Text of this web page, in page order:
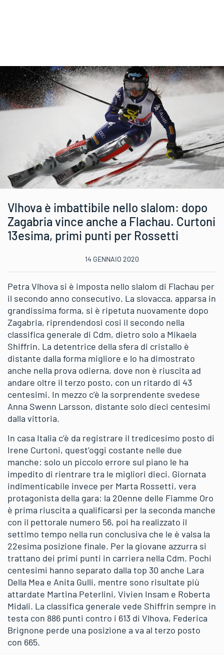
Vlhova è imbattibile nello slalom: dopo
Zagabria vince anche a Flachau. Curtoni
13esima, primi punti per Rossetti
14 GENNAIO 2020
Petra Vlhova si è imposta nello slalom di Flachau per
il secondo anno consecutivo. La slovacca, apparsa in
grandissima forma, si è ripetuta nuovamente dopo
Zagabria, riprendendosi cosi il secondo nella
classifica generale di Cdm, dietro solo a Mikaela
Shiffrin. La detentrice della sfera di cristallo è
distante dalla forma migliore e lo ha dimostrato
anche nella prova odierna, dove non è riuscita ad
andare oltre il terzo posto, con un ritardo di 43
centesimi. In mezzo c’è la sorprendente svedese
Anna Swenn Larsson, distante solo dieci centesimi
dalla vittoria.
In casa Italia c’è da registrare il tredicesimo posto di
Irene Curtoni, quest’oggi costante nelle due
manche: solo un piccolo errore sul piano le ha
impedito di rientrare tra le migliori dieci. Giornata
indimenticabile invece per Marta Rossetti, vera
protagonista della gara: la 20enne delle Fiamme Oro
è prima riuscita a qualificarsi per la seconda manche
con il pettorale numero 56, poi ha realizzato il
settimo tempo nella run conclusiva che le è valsa la
22esima posizione finale. Per la giovane azzurra si
trattano dei primi punti in carriera nella Cdm. Pochi
centesimi hanno separato dalla top 30 anche Lara
Della Mea e Anita Gulli, mentre sono risultate più
attardate Martina Peterlini, Vivien Insam e Roberta
Midali. La classifica generale vede Shiffrin sempre in
testa con 886 punti contro i 613 di Vlhova, Federica
Brignone perde una posizione a va al terzo posto
con 665.